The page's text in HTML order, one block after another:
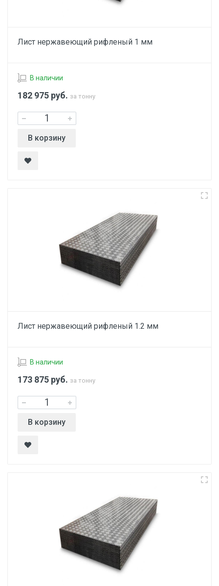
Лист нержавеющий рифленый 1 мм
В наличии
182 975 руб. за тонну
В корзину
Лист нержавеющий рифленый 1.2 мм
В наличии
173 875 руб. за тонну
В корзину